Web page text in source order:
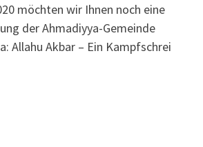
möchten wir Ihnen noch eine
der Ahmadiyya-Gemeinde
Allahu Akbar – Ein Kampfschrei